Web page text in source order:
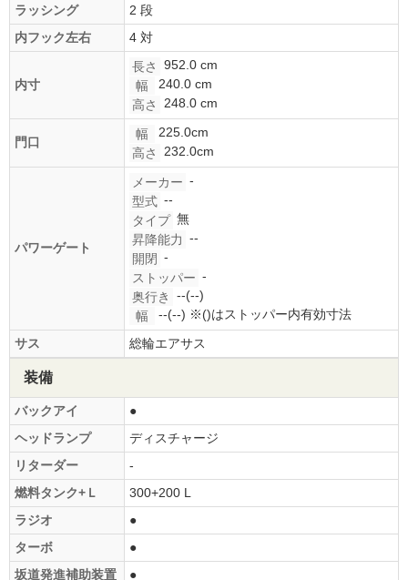
ラッシング
2 段
内フック左右
4 対
内寸
長さ
952.0 cm
幅
240.0 cm
高さ
248.0 cm
門口
幅
225.0cm
高さ
232.0cm
パワーゲート
メーカー -
型式 --
タイプ 無
昇降能力 --
開閉 -
ストッパー -
奥行き
--(--)
幅
--(--) ※()はストッパー内有効寸法
サス
総輪エアサス
装備
バックアイ
●
ヘッドランプ
ディスチャージ
リターダー
-
燃料タンク+Ｌ
300+200 L
ラジオ
●
ターボ
●
坂道発進補助装置
●